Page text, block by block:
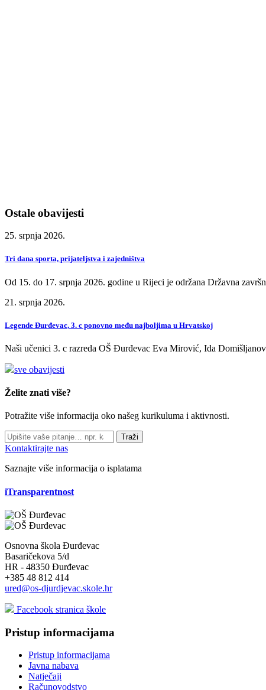
Ostale obavijesti
25. srpnja 2026.
Tri dana sporta, prijateljstva i zajedništva
Od 15. do 17. srpnja 2026. godine u Rijeci je održana Državna
21. srpnja 2026.
Legende Đurđevac, 3. c ponovno među najboljima u Hrvatskoj
Naši učenici 3. c razreda OŠ Đurđevac Eva Mirović, Ida
sve obavijesti
Želite znati više?
Potražite više informacija oko našeg kurikuluma i aktivnosti.
Traži
Kontaktirajte nas
Saznajte više informacija o isplatama
iTransparentnost
Osnovna škola Đurđevac
Basaričekova 5/d
HR - 48350 Đurđevac
+385 48 812 414
ured@os-djurdjevac.skole.hr
Facebook stranica škole
Pristup informacijama
Pristup informacijama
Javna nabava
Natječaji
Računovodstvo